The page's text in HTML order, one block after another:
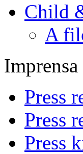
Child
A
Imprensa
Press
Press
Press